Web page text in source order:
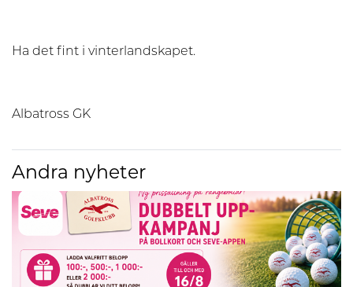
Ha det fint i vinterlandskapet.
Albatross GK
Andra nyheter